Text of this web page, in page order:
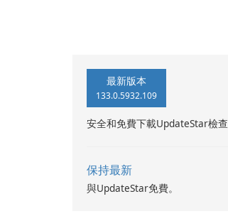
最新版本
133.0.5932.109
安全和免費下載UpdateStar檢查
保持最新
與UpdateStar免費。